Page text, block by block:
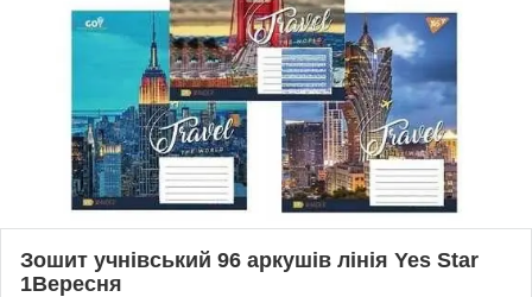
Зошит учнівський 96 аркушів лінія Yes Star
1Вересня